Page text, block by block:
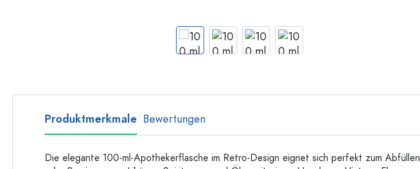
Mehrkantflaschen
Produktmerkmale Bewertungen
Die elegante 100-ml-Apothekerflasche im Retro-Design eignet sich perfekt zum Abfüllen